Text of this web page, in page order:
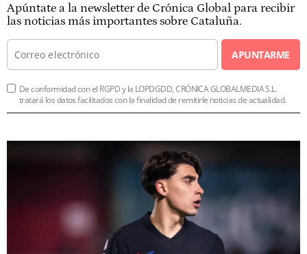
Apúntate a la newsletter de Crónica Global para recibir
las noticias más importantes sobre Cataluña.
APUNTARME
De conformidad con el RGPD y la LOPDGDD, CRÓNICA GLOBALMEDIA S.L.
tratará los datos facilitados con la finalidad de remitirle noticias de actualidad.